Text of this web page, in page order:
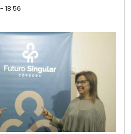
18:56